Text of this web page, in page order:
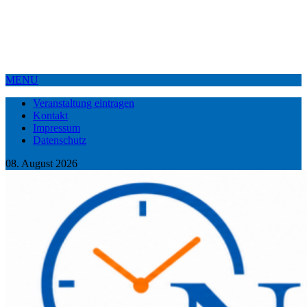
MENU
Veranstaltung eintragen
Kontakt
Impressum
Datenschutz
08. August 2026